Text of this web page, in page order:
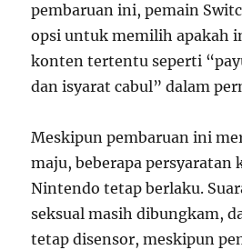
pembaruan ini, pemain
opsi untuk memilih apakah
konten tertentu seperti
dan isyarat cabul” dalam
Meskipun pembaruan ini
maju, beberapa persyaratan
Nintendo tetap berlaku.
seksual masih dibungkam,
tetap disensor, meskipun